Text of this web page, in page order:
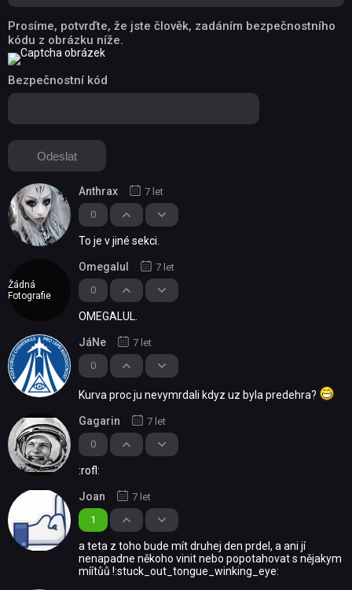
Prosíme, potvrďte, že jste člověk, zadáním bezpečnostního
kódu z obrázku níže.
Bezpečnostní kód
0
Anthrax 7 let
To je v jiné sekci.
Žádná
Fotografie
0
Omegalul 7 let
OMEGALUL.
0
JáNe 7 let
Kurva proc ju nevymrdali kdyz uz byla predehra?
0
Gagarin 7 let
:rofl:
1
Joan 7 let
a teta z toho bude mít druhej den prdel, a ani jí
nenapadne někoho vinit nebo popotahovat s nějakym
míítůů !:stuck_out_tongue_winking_eye: